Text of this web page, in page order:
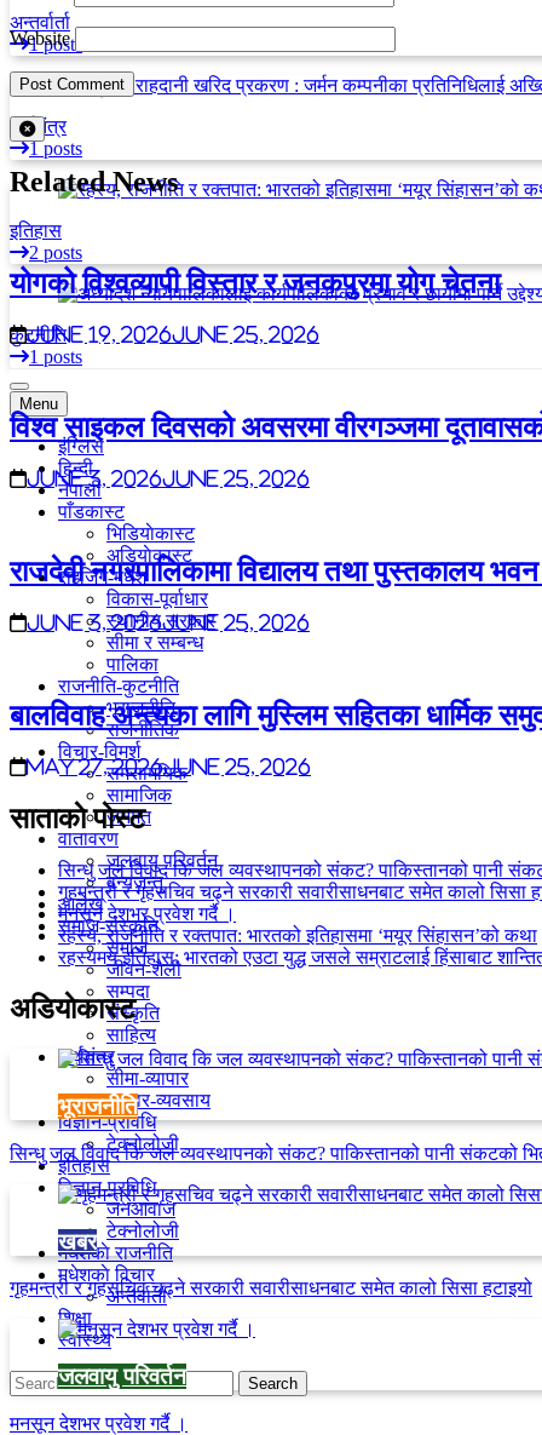
अन्तर्वार्ता
1 posts
अर्थतंत्र
1 posts
इतिहास
2 posts
कुटनीति
1 posts
Menu
इंग्लिस
हिन्दी
नेपाली
पाँडकास्ट
भिडियाेकास्ट
अडियाेकास्ट
राइजिंग-मधेश
विकास-पूर्वाधार
स्थानीय सरकार
सीमा र सम्बन्ध
पालिका
राजनीति-कुटनीति
भूराजनीति
राजनीतिक
विचार-विमर्श
समसामयिक
सामाजिक
जनमत
वातावरण
जलवायु परिवर्तन
वन्यजन्तु
आलेख
समाज-संस्कृति
समाज
जीवन-शैली
सम्पदा
संस्कृति
साहित्य
अर्थतंत्र
सीमा-व्यापार
व्यापार-व्यवसाय
विज्ञान-प्रविधि
टेक्नोलोजी
इतिहास
विज्ञान-प्रविधि
जनआवाज
टेक्नोलोजी
मधेशकाे राजनीति
मधेशकाे विचार
अन्तर्वार्ता
शिक्षा
स्वास्थ्य
Website
Related News
योगको विश्वव्यापी विस्तार र जनकपुरमा योग चेतना
June 19, 2026June 25, 2026
विश्व साइकल दिवसको अवसरमा वीरगञ्जमा
June 3, 2026June 25, 2026
राजदेवी नगरपालिकामा विद्यालय तथा पुस्तकालय भवन
June 3, 2026June 25, 2026
बालविवाह अन्त्यका लागि मुस्लिम सहितका धार्मिक
May 27, 2026June 25, 2026
साताकाे पाेस्ट
सिन्धु जल विवाद कि जल व्यवस्थापनको संकट? पाकिस्तानको पानी
गृहमन्त्री र गृहसचिव चढ्ने सरकारी सवारीसाधनबाट समेत कालो सिसा
मनसून देशभर प्रवेश गर्दै ।
रहस्य, राजनीति र रक्तपात: भारतको इतिहासमा ‘मयूर सिंहासन’को कथा
रहस्यमय इतिहास: भारतको एउटा युद्ध जसले सम्राटलाई हिंसाबाट
अडियाेकास्ट
भूराजनीति
सिन्धु जल विवाद कि जल व्यवस्थापनको संकट? पाकिस्तानको पानी संकटको
खबर
गृहमन्त्री र गृहसचिव चढ्ने सरकारी सवारीसाधनबाट समेत कालो सिसा हटाइयो
जलवायु परिवर्तन
मनसून देशभर प्रवेश गर्दै ।